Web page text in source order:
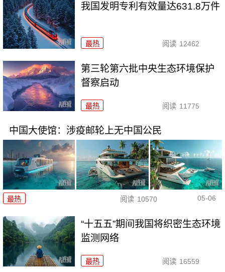
我国发明专利有效量达631.8万件
最热 阅读 12462
第三轮第六批中央生态环境保护
督察启动
最热 阅读 11775
中国大使馆：涉疫邮轮上无中国公民
最热 阅读 10570 05-06
“十五五”期间我国将织密生态环境
监测网络
最热 阅读 16559